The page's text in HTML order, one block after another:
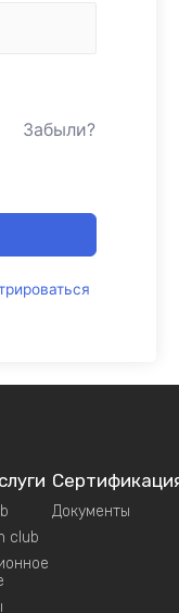
Забыли?
club
Документы